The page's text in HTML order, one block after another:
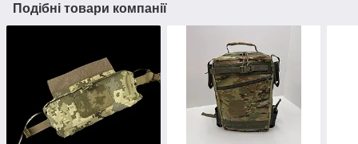
Подібні товари компанії